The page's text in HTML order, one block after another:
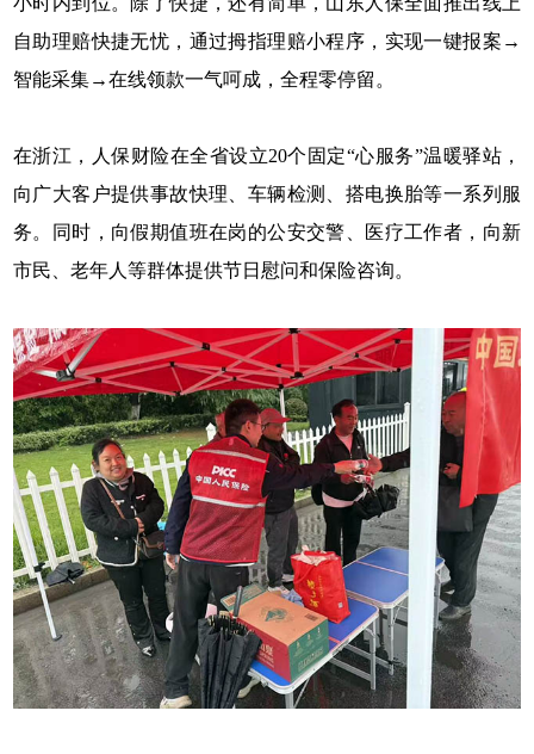
自助理赔快捷无忧，通过拇指理赔小程序，实现一键报案→
智能采集→在线领款一气呵成，全程零停留。
在浙江，人保财险在全省设立20个固定“心服务”温暖驿站，
向广大客户提供事故快理、车辆检测、搭电换胎等一系列服
务。同时，向假期值班在岗的公安交警、医疗工作者，向新
市民、老年人等群体提供节日慰问和保险咨询。